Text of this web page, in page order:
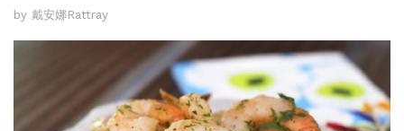
by 戴安娜Rattray